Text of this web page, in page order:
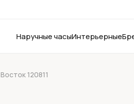
Наручные часыИнтерьерные
Восток 120811